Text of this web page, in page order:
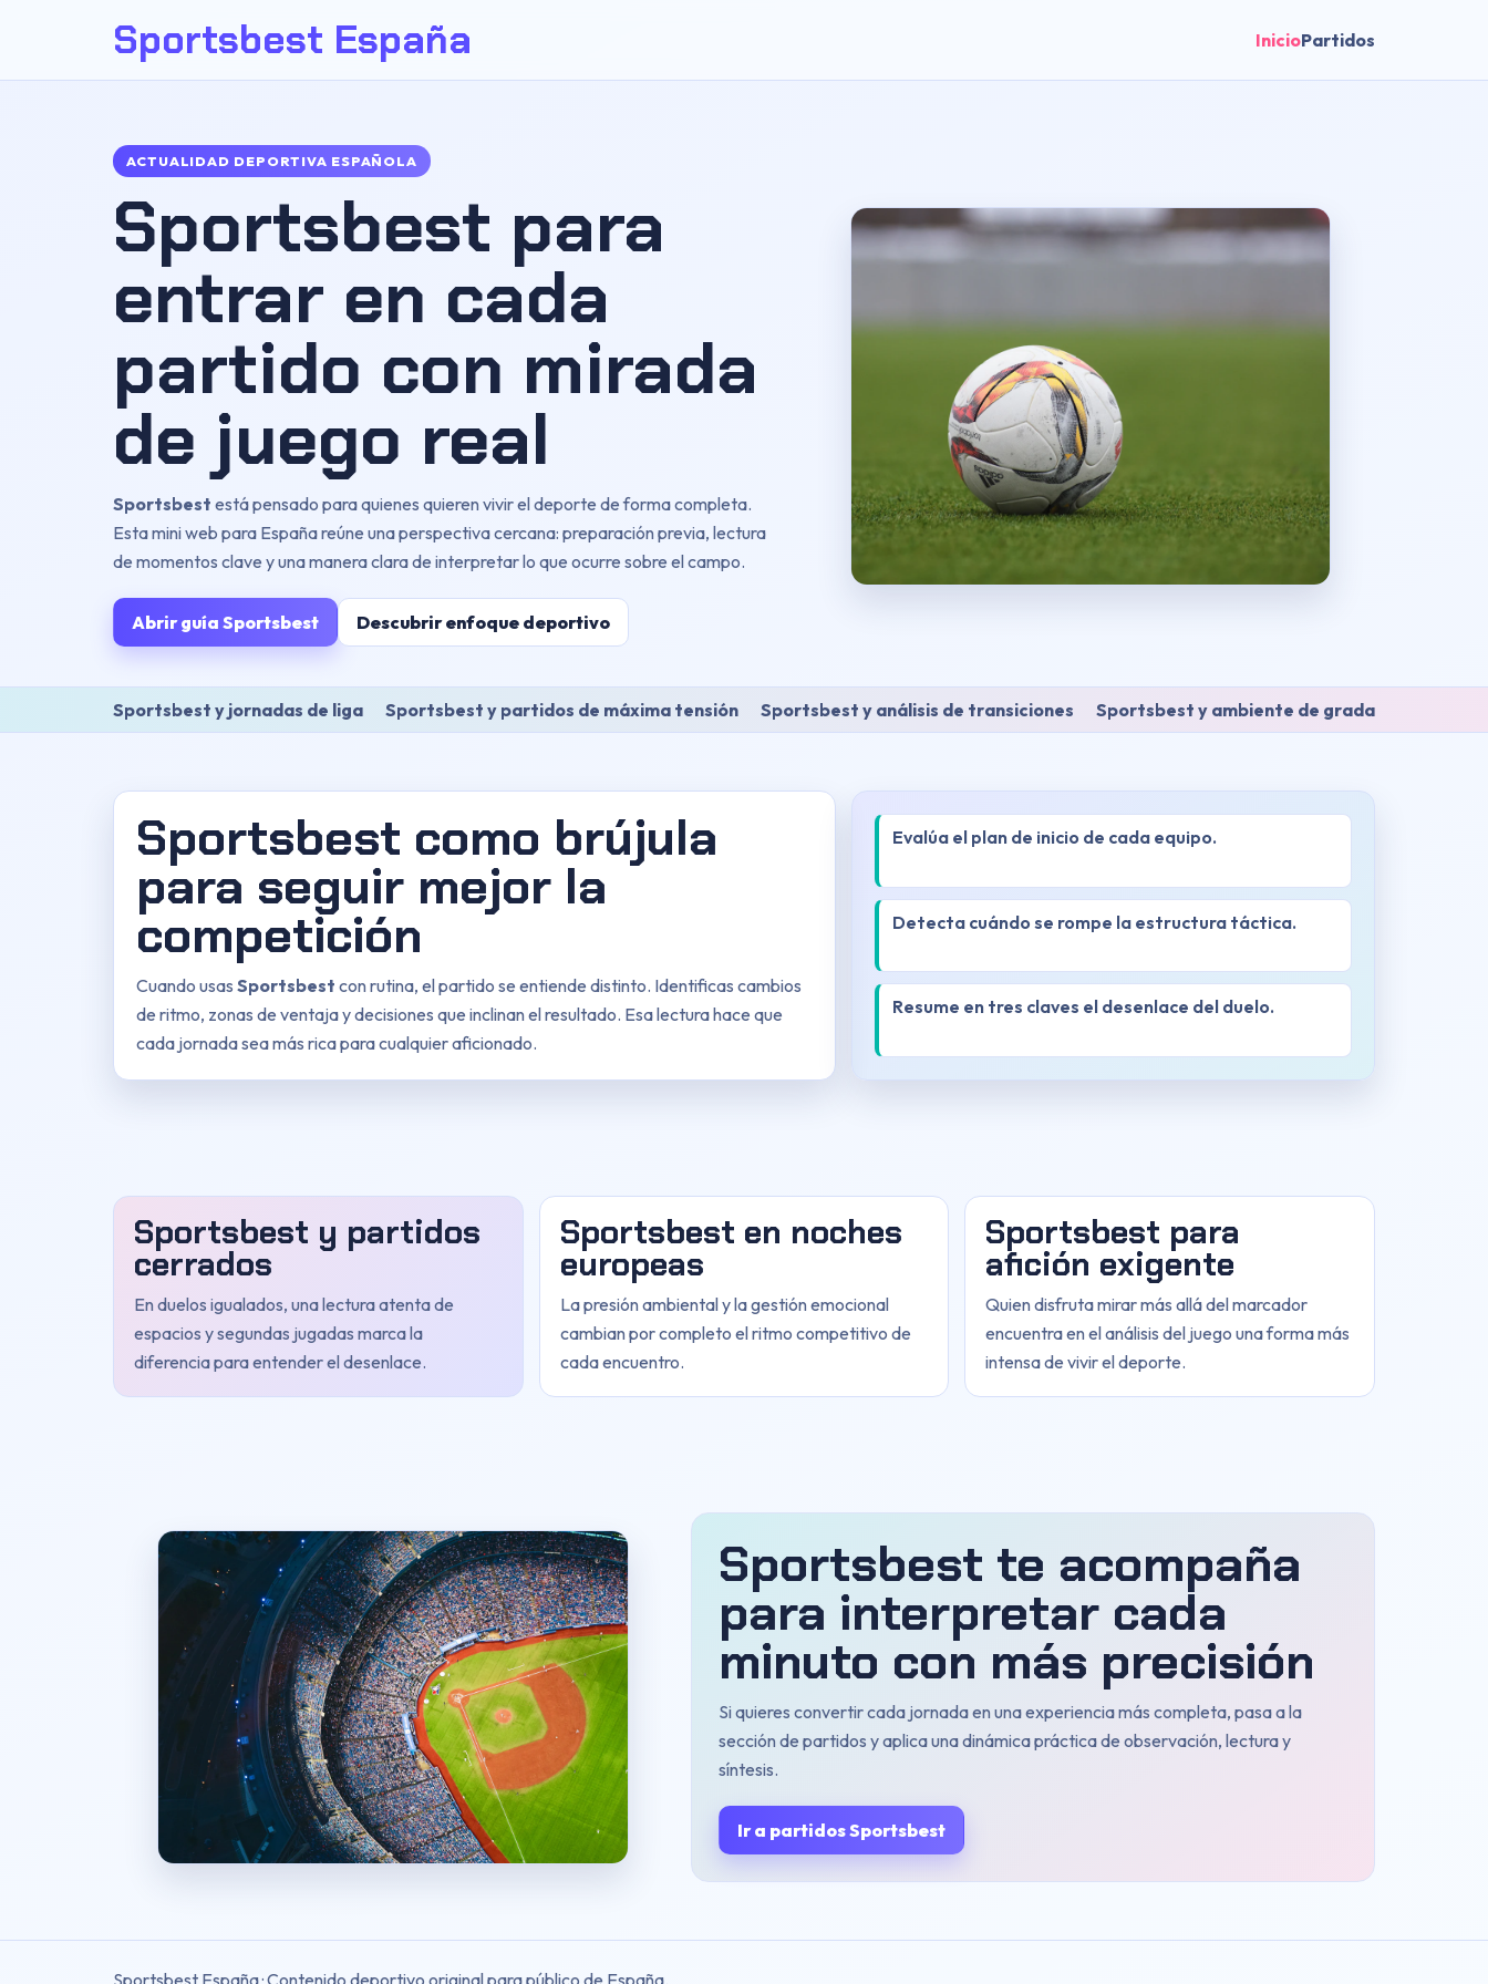
Sportsbest España InicioPartidos
ACTUALIDAD DEPORTIVA ESPAÑOLA
Sportsbest para
entrar en cada
partido con mirada
de juego real
Sportsbest está pensado para quienes quieren vivir el deporte de forma completa.
Esta mini web para España reúne una perspectiva cercana: preparación previa, lectura
de momentos clave y una manera clara de interpretar lo que ocurre sobre el campo.
Abrir guía Sportsbest Descubrir enfoque deportivo
Sportsbest y jornadas de liga Sportsbest y partidos de máxima tensión Sportsbest y análisis de transiciones Sportsbest y ambiente de grada
Sportsbest como brújula
para seguir mejor la
competición
Cuando usas Sportsbest con rutina, el partido se entiende distinto. Identificas cambios
de ritmo, zonas de ventaja y decisiones que inclinan el resultado. Esa lectura hace que
cada jornada sea más rica para cualquier aficionado.
Evalúa el plan de inicio de cada equipo.
Detecta cuándo se rompe la estructura táctica.
Resume en tres claves el desenlace del duelo.
Sportsbest y partidos
cerrados
En duelos igualados, una lectura atenta de
espacios y segundas jugadas marca la
diferencia para entender el desenlace.
Sportsbest en noches
europeas
La presión ambiental y la gestión emocional
cambian por completo el ritmo competitivo de
cada encuentro.
Sportsbest para
afición exigente
Quien disfruta mirar más allá del marcador
encuentra en el análisis del juego una forma más
intensa de vivir el deporte.
Sportsbest te acompaña
para interpretar cada
minuto con más precisión
Si quieres convertir cada jornada en una experiencia más completa, pasa a la
sección de partidos y aplica una dinámica práctica de observación, lectura y
síntesis.
Ir a partidos Sportsbest
Sportsbest España · Contenido deportivo original para público de España.